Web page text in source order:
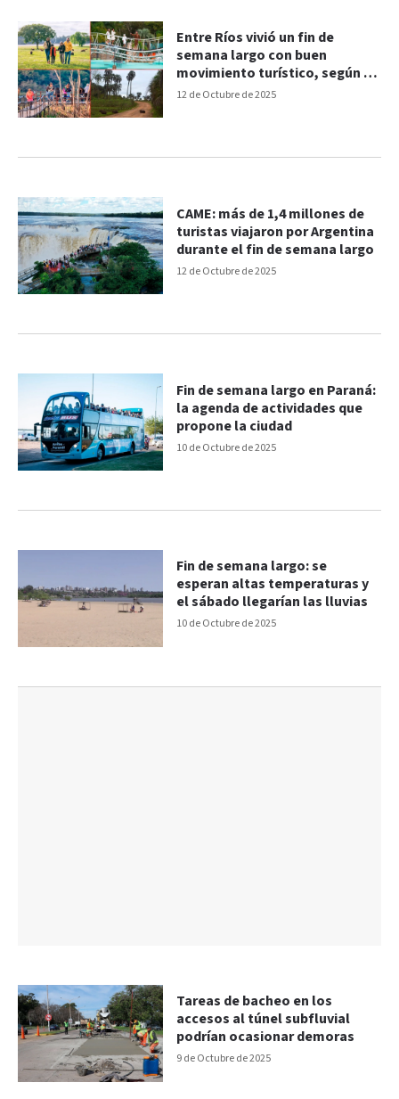
12 de Octubre de 2025
Entre Ríos vivió un fin de
semana largo con buen
movimiento turístico, según la
CAME
12 de Octubre de 2025
CAME: más de 1,4 millones de
turistas viajaron por Argentina
durante el fin de semana largo
10 de Octubre de 2025
Fin de semana largo en Paraná:
la agenda de actividades que
propone la ciudad
10 de Octubre de 2025
Fin de semana largo: se
esperan altas temperaturas y
el sábado llegarían las lluvias
9 de Octubre de 2025
Tareas de bacheo en los
accesos al túnel subfluvial
podrían ocasionar demoras